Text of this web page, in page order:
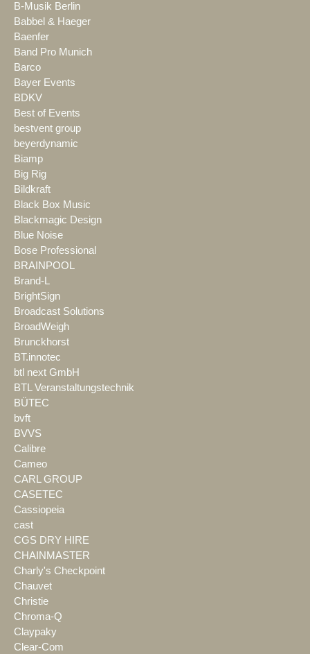
B-Musik Berlin
Babbel & Haeger
Baenfer
Band Pro Munich
Barco
Bayer Events
BDKV
Best of Events
bestvent group
beyerdynamic
Biamp
Big Rig
Bildkraft
Black Box Music
Blackmagic Design
Blue Noise
Bose Professional
BRAINPOOL
Brand-L
BrightSign
Broadcast Solutions
BroadWeigh
Brunckhorst
BT.innotec
btl next GmbH
BTL Veranstaltungstechnik
BÜTEC
bvft
BVVS
Calibre
Cameo
CARL GROUP
CASETEC
Cassiopeia
cast
CGS DRY HIRE
CHAINMASTER
Charly's Checkpoint
Chauvet
Christie
Chroma-Q
Claypaky
Clear-Com